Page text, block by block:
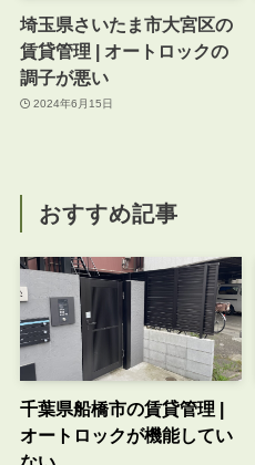
埼玉県さいたま市大宮区の
賃貸管理 | オートロックの
調子が悪い
2024年6月15日
おすすめ記事
千葉県船橋市の賃貸管理 |
オートロックが機能してい